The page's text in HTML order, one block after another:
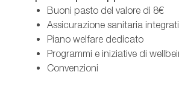
Buoni pasto del valore di 8€
Assicurazione sanitaria
Piano welfare dedicato
Programmi e iniziative di
Convenzioni